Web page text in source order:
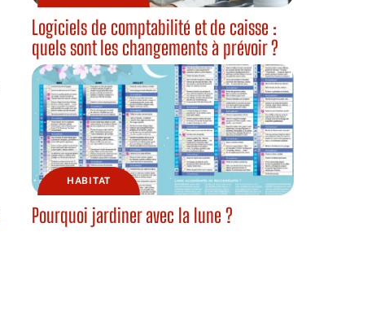
Logiciels de comptabilité et de caisse :
quels sont les changements à prévoir ?
HABITAT
Pourquoi jardiner avec la lune ?